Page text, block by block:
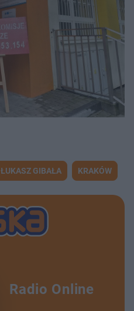
ŁUKASZ GIBAŁA KRAKÓW
Radio Online